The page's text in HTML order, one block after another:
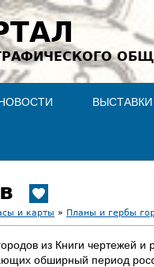
ВЫСТАВКИ
и карты » Планы и гербы
из Книги чертежей
обширный период